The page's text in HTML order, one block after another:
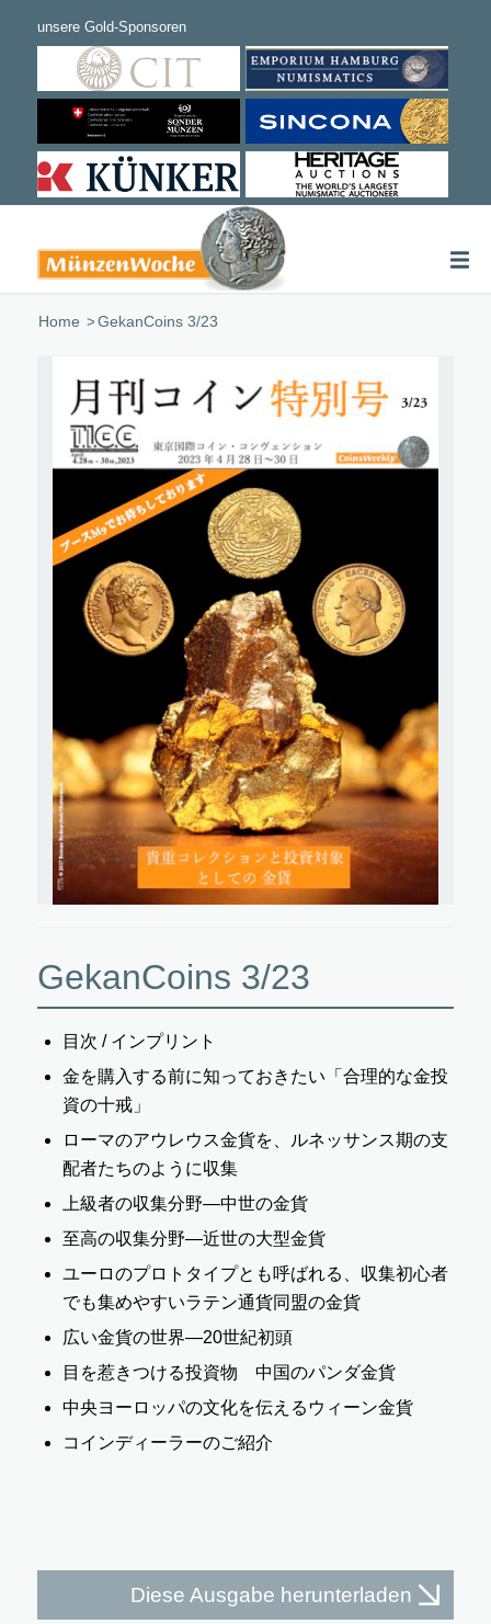
Home /GekanCoins 3/23
GekanCoins 3/23
目次 / インプリント
金を購入する前に知っておきたい「合理的な金投
資の十戒」
ローマのアウレウス金貨を、ルネッサンス期の支
配者たちのように収集
上級者の収集分野―中世の金貨
至高の収集分野―近世の大型金貨
ユーロのプロトタイプとも呼ばれる、収集初心者
でも集めやすいラテン通貨同盟の金貨
広い金貨の世界―20世紀初頭
目を惹きつける投資物 中国のパンダ金貨
中央ヨーロッパの文化を伝えるウィーン金貨
コインディーラーのご紹介
Diese Ausgabe herunterladen